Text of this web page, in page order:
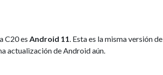
C20 es Android 11. Esta es la misma versión de
actualización de Android aún.